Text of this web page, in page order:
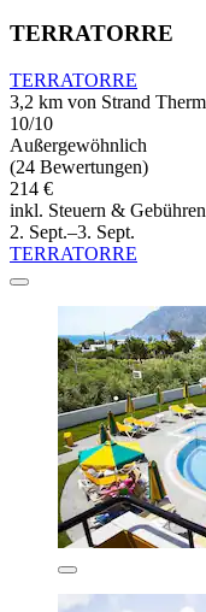
TERRATORRE
TERRATORRE
3,2 km von Strand
10/10
Außergewöhnlich
(24 Bewertungen)
214 €
inkl. Steuern & Gebühren
2. Sept.–3. Sept.
TERRATORRE